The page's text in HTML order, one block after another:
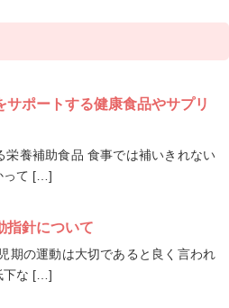
ポートする健康食品やサプリ
養補助食品 食事では補いきれない
って […]
指針について
期の運動は大切であると良く言われ
下な […]